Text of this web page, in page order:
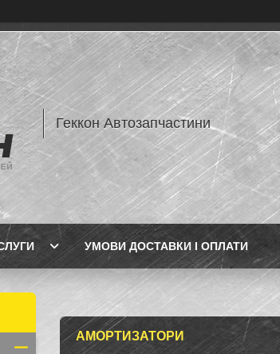
Геккон Автозапчастини
УМОВИ ДОСТАВКИ І ОПЛАТИ
АМОРТИЗАТОРИ